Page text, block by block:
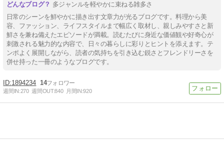
多ジャンルを軽やかに束ねる雑多さ
日常のシーンを鮮やかに描き出す文章力が光るブログです。料理から美
容、ファッション、ライフスタイルまで幅広く取材し、親しみやすさと新
鮮さを兼ね備えたエピソードが満載。読むたびに身近な価値観や好奇心が
刺激される魅力的な内容で、日々の暮らしに彩りとヒントを添えます。テ
ンポよく展開しながら、読者の気持ちを引き込む鋭さとフレンドリーさを
併せ持った一冊のようなブログです。
1894234 14
週間IN:270 週間OUT:840 月間IN:920